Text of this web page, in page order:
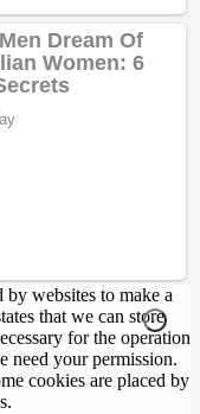
by websites to make a
that we can store
for the operation
need your permission.
cookies are placed by